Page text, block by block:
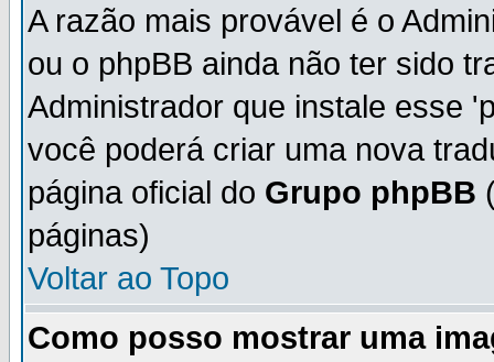
A razão mais provável é o
ou o phpBB ainda não ter sido
Administrador que instale esse
você poderá criar uma nova
página oficial do Grupo phpBB
páginas)
Voltar ao Topo
Como posso mostrar uma